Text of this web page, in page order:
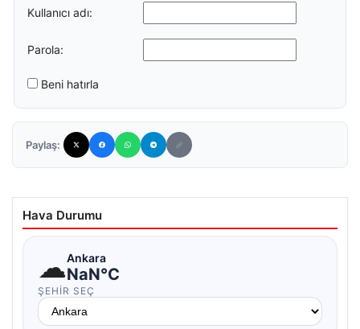
Kullanıcı adı:
Parola:
Beni hatırla
Paylaş:
Hava Durumu
☁Ankara
NaN°C
ŞEHIR SEÇ